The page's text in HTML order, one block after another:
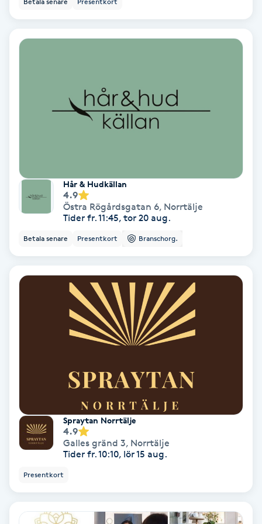
Barnklippning
Blowout
Bottenfärg
Brynplockning
Bröllopsuppsättning
Hår & Hudkällan
4.9
Östra Rögårdsgatan 6, Norrtälje
Tider fr. 11:45, tor 20 aug.
Betala senare Presentkort Branschorg.
Spraytan Norrtälje
4.9
Galles gränd 3, Norrtälje
Tider fr. 10:10, lör 15 aug.
Presentkort